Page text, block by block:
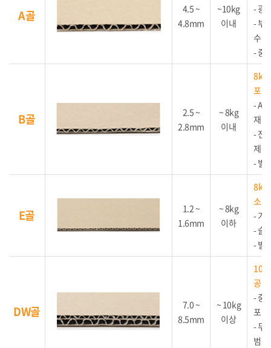
A골
4.5 ~
4.8mm
~10kg
이내
- 광
- 부
수
- 중
B골
2.5 ~
2.8mm
~ 8kg
이내
8kg
포장
- A
재질
- 전
제품
- 별
E골
1.2 ~
1.6mm
~ 8kg
이하
8kg
소포
- 가
- 슬
- 별
DW골
7.0 ~
8.5mm
~ 10kg
이상
공산
- 중
포장
- 무
범